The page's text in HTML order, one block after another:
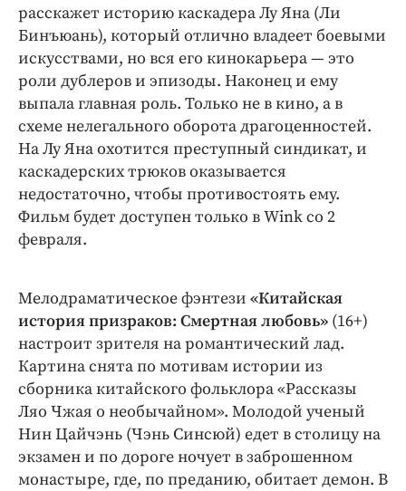
расскажет историю каскадера Лу Яна (Ли
Бинъюань), который отлично владеет боевыми
искусствами, но вся его кинокарьера — это
роли дублеров и эпизоды. Наконец и ему
выпала главная роль. Только не в кино, а в
схеме нелегального оборота драгоценностей.
На Лу Яна охотится преступный синдикат, и
каскадерских трюков оказывается
недостаточно, чтобы противостоять ему.
Фильм будет доступен только в Wink со 2
февраля.
Мелодраматическое фэнтези «Китайская
история призраков: Смертная любовь» (16+)
настроит зрителя на романтический лад.
Картина снята по мотивам истории из
сборника китайского фольклора «Рассказы
Ляо Чжая о необычайном». Молодой ученый
Нин Цайчэнь (Чэнь Синсюй) едет в столицу на
экзамен и по дороге ночует в заброшенном
монастыре, где, по преданию, обитает демон. В